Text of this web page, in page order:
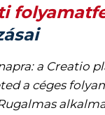
a Creatio
a céges